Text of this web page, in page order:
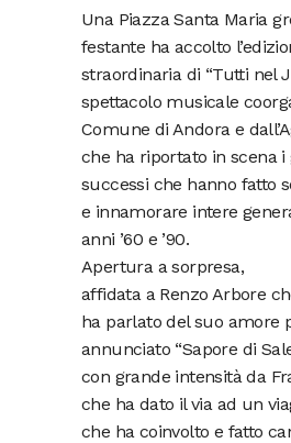
Una Piazza Santa Maria
festante ha accolto
straordinaria di “Tutti nel
spettacolo musicale
Comune di Andora e
che ha riportato in scena i
successi che hanno fatto
e innamorare intere
anni ’60 e ’90.
Apertura a sorpresa,
affidata a Renzo Arbore
ha parlato del suo amore
annunciato “Sapore di
con grande intensità da
che ha dato il via ad un
che ha coinvolto e fatto